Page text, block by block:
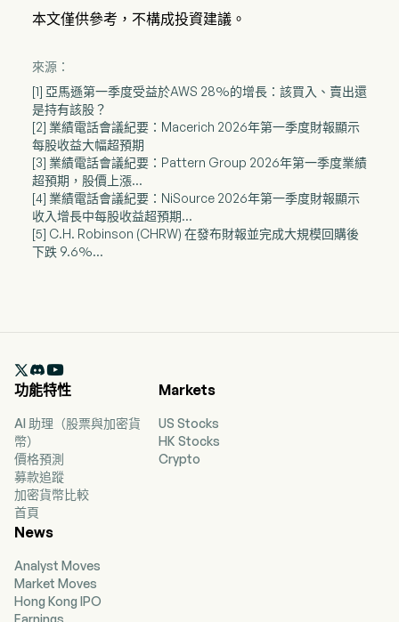
本文僅供參考，不構成投資建議。
來源：
[1] 亞馬遜第一季度受益於AWS 28%的增長：該買入、賣出還
是持有該股？
[2] 業績電話會議紀要：Macerich 2026年第一季度財報顯示
每股收益大幅超預期
[3] 業績電話會議紀要：Pattern Group 2026年第一季度業績
超預期，股價上漲...
[4] 業績電話會議紀要：NiSource 2026年第一季度財報顯示
收入增長中每股收益超預期...
[5] C.H. Robinson (CHRW) 在發布財報並完成大規模回購後
下跌 9.6%...

功能特性
AI 助理（股票與加密貨
幣）
價格預測
募款追蹤
加密貨幣比較
首頁
Markets
US Stocks
HK Stocks
Crypto
News
Analyst Moves
Market Moves
Hong Kong IPO
Earnings